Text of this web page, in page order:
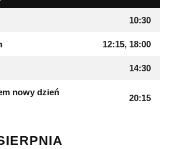
10:30
12:15, 18:00
14:30
nowy dzień
20:15